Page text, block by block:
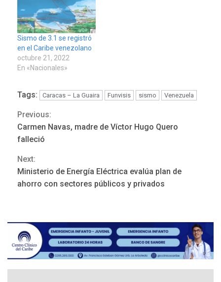
viernes el viceministro
para la Gestión de Riesgo
y Protección Civil, Carlos
Pérez Ampueda. "El
Servicio Sismológico
Venezolano (SSV) de
Funvisis ha…
Sismo de 3.1 se registró
en el Caribe venezolano
octubre 21, 2022
En «Nacionales»
Tags: Caracas – La Guaira Funvisis sismo Venezuela
Continue
Reading
Previous:
Carmen Navas, madre de Víctor Hugo Quero
falleció
Next:
Ministerio de Energía Eléctrica evalúa plan de
ahorro con sectores públicos y privados
DESTACADOS
NACIONALES
desde el primer momento
tras terremotos del 24J
asegura Gustavo Duque
4
Evacúan aldeas en
Guatemala por erupción de
volcán de Fuego